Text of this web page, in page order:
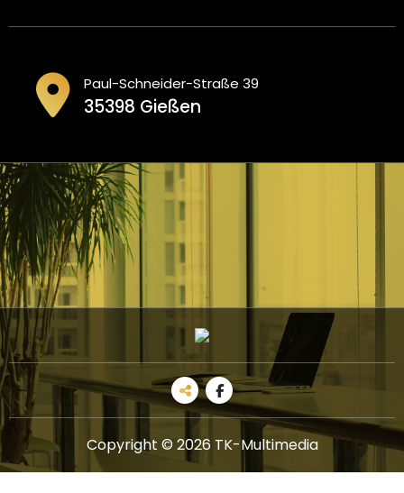
Paul-Schneider-Straße 39
35398 Gießen
Copyright © 2026 TK-Multimedia